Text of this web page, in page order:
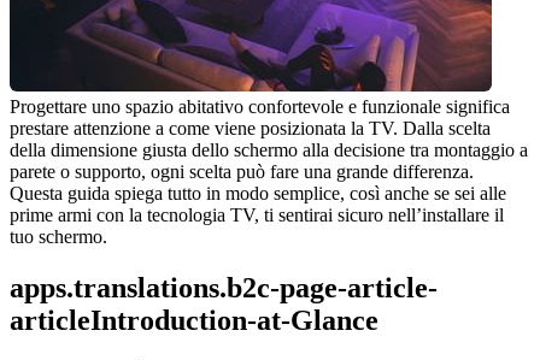
Progettare uno spazio abitativo confortevole e funzionale significa
prestare attenzione a come viene posizionata la TV. Dalla scelta
della dimensione giusta dello schermo alla decisione tra montaggio a
parete o supporto, ogni scelta può fare una grande differenza.
Questa guida spiega tutto in modo semplice, così anche se sei alle
prime armi con la tecnologia TV, ti sentirai sicuro nell’installare il
tuo schermo.
apps.translations.b2c-page-article-
articleIntroduction-at-Glance